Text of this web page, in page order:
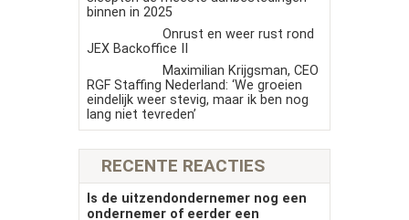
binnen in 2025
Onrust en weer rust rond
JEX Backoffice II
Maximilian Krijgsman, CEO
RGF Staffing Nederland: ‘We groeien
eindelijk weer stevig, maar ik ben nog
lang niet tevreden’
RECENTE REACTIES
Is de uitzendondernemer nog een
ondernemer of eerder een